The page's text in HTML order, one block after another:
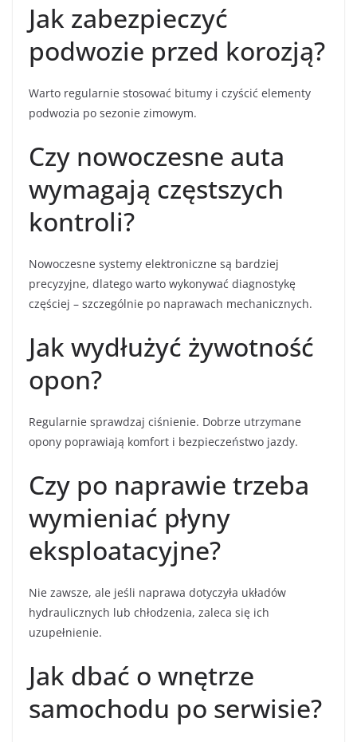
Jak zabezpieczyć
podwozie przed korozją?
Warto regularnie stosować bitumy i czyścić elementy
podwozia po sezonie zimowym.
Czy nowoczesne auta
wymagają częstszych
kontroli?
Nowoczesne systemy elektroniczne są bardziej
precyzyjne, dlatego warto wykonywać diagnostykę
częściej – szczególnie po naprawach mechanicznych.
Jak wydłużyć żywotność
opon?
Regularnie sprawdzaj ciśnienie. Dobrze utrzymane
opony poprawiają komfort i bezpieczeństwo jazdy.
Czy po naprawie trzeba
wymieniać płyny
eksploatacyjne?
Nie zawsze, ale jeśli naprawa dotyczyła układów
hydraulicznych lub chłodzenia, zaleca się ich
uzupełnienie.
Jak dbać o wnętrze
samochodu po serwisie?